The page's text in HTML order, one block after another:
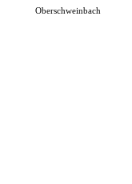
Oberschweinbach